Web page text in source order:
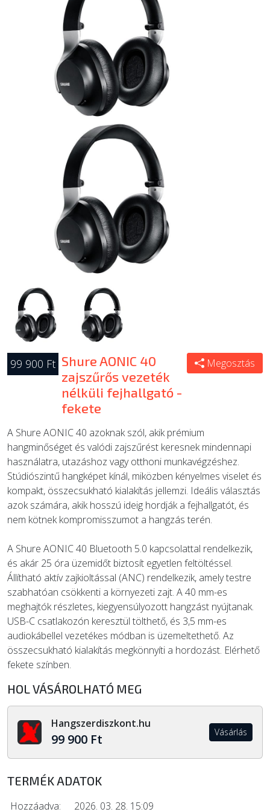
ÚJ TERMÉKEK
99 900 Ft Shure AONIC 40
zajszűrős vezeték
nélküli fejhallgató -
fekete
Megosztás
A Shure AONIC 40 azoknak szól, akik prémium
hangminőséget és valódi zajszűrést keresnek mindennapi
használatra, utazáshoz vagy otthoni munkavégzéshez.
Stúdiószintű hangképet kínál, miközben kényelmes viselet és
kompakt, összecsukható kialakítás jellemzi. Ideális választás
azok számára, akik hosszú ideig hordják a fejhallgatót, és
nem kötnek kompromisszumot a hangzás terén.
A Shure AONIC 40 Bluetooth 5.0 kapcsolattal rendelkezik,
és akár 25 óra üzemidőt biztosít egyetlen feltöltéssel.
Állítható aktív zajkioltással (ANC) rendelkezik, amely testre
szabhatóan csökkenti a környezeti zajt. A 40 mm-es
meghajtók részletes, kiegyensúlyozott hangzást nyújtanak.
USB-C csatlakozón keresztül tölthető, és 3,5 mm-es
audiokábellel vezetékes módban is üzemeltethető. Az
összecsukható kialakítás megkönnyíti a hordozást. Elérhető
fekete színben.
HOL VÁSÁROLHATÓ MEG
Hangszerdiszkont.hu
99 900 Ft Vásárlás
TERMÉK ADATOK
Hozzáadva: 2026. 03. 28. 15:09